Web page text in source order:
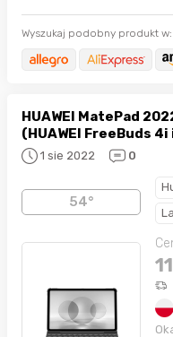
Wyszukaj podobny produkt w:
HUAWEI MatePad
(HUAWEI FreeBuds
HUAWEI CD23)
1 sie 2022 0
54°